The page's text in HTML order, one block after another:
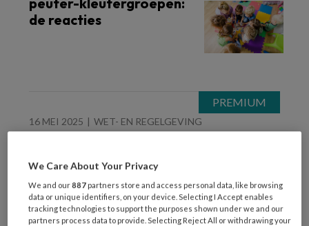
de reacties
16 MEI 2025 WET- EN REGELGEVING
zitplaatsen: ‘De
consequenties zijn
enorm voor de
kinderopvang’
We Care About Your Privacy
We and our887 partners store and access personal data, like browsing
data or unique identifiers, on your device. Selecting I Accept enables
tracking technologies to support the purposes shown under we and our
partners process data to provide. Selecting Reject All or withdrawing your